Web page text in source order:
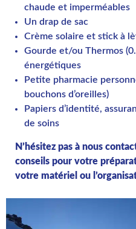
chaude et imperméables
Un drap de sac
Crème solaire et stick à
Gourde et/ou Thermos
énergétiques
Petite pharmacie
bouchons d’oreilles)
Papiers d’identité,
de soins
N’hésitez pas à nous
conseils pour votre
votre matériel ou